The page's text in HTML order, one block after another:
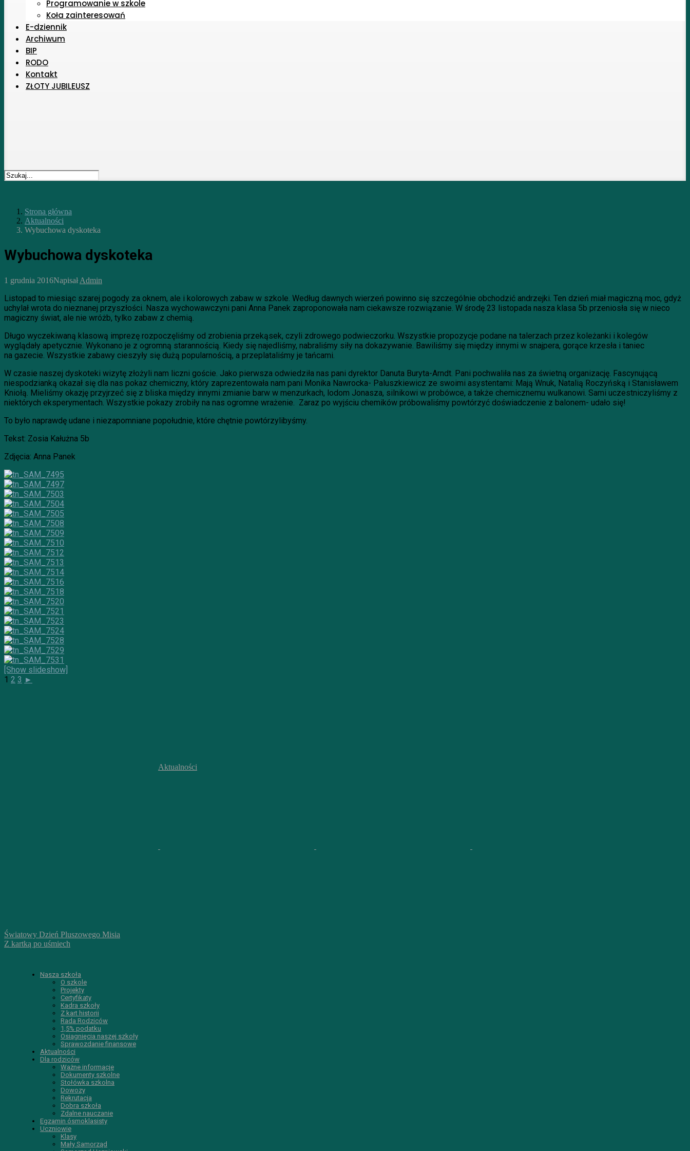
Programowanie w szkole
Koła zainteresowań
E-dziennik
Archiwum
BIP
RODO
Kontakt
ZŁOTY JUBILEUSZ
Strona główna
Aktualności
Wybuchowa dyskoteka
Wybuchowa dyskoteka
1 grudnia 2016NapisałAdmin
Listopad to miesiąc szarej pogody za oknem, ale i kolorowych zabaw w szkole. Według dawnych wierzeń powinno się szczególnie obchodzić andrzejki. Ten dzień miał magiczną moc, gdyż
uchylał wrota do nieznanej przyszłości. Nasza wychowawczyni pani Anna Panek zaproponowała nam ciekawsze rozwiązanie. W środę 23 listopada nasza klasa 5b przeniosła się w nieco
magiczny świat, ale nie wróżb, tylko zabaw z chemią.
Długo wyczekiwaną klasową imprezę rozpoczęliśmy od zrobienia przekąsek, czyli zdrowego podwieczorku. Wszystkie propozycje podane na talerzach przez koleżanki i kolegów
wyglądały apetycznie. Wykonano je z ogromną starannością. Kiedy się najedliśmy, nabraliśmy siły na dokazywanie. Bawiliśmy się między innymi w snajpera, gorące krzesła i taniec
na gazecie. Wszystkie zabawy cieszyły się dużą popularnością, a przeplataliśmy je tańcami.
W czasie naszej dyskoteki wizytę złożyli nam liczni goście. Jako pierwsza odwiedziła nas pani dyrektor Danuta Buryta-Arndt. Pani pochwaliła nas za świetną organizację. Fascynującą
niespodzianką okazał się dla nas pokaz chemiczny, który zaprezentowała nam pani Monika Nawrocka- Paluszkiewicz ze swoimi asystentami: Mają Wnuk, Natalią Roczyńską i Stanisławem
Kniołą. Mieliśmy okazję przyjrzeć się z bliska między innymi zmianie barw w menzurkach, lodom Jonasza, silnikowi w probówce, a także chemicznemu wulkanowi. Sami uczestniczyliśmy z
niektórych eksperymentach. Wszystkie pokazy zrobiły na nas ogromne wrażenie. Zaraz po wyjściu chemików próbowaliśmy powtórzyć doświadczenie z balonem- udało się!
To było naprawdę udane i niezapomniane popołudnie, które chętnie powtórzylibyśmy.
Tekst: Zosia Kałużna 5b
Zdjęcia: Anna Panek
[Show slideshow]
1 2 3 ►
Aktualności
Światowy Dzień Pluszowego Misia
Z kartką po uśmiech
Nasza szkoła
O szkole
Projekty
Certyfikaty
Kadra szkoły
Z kart historii
Rada Rodziców
1,5% podatku
Osiągnięcia naszej szkoły
Sprawozdanie finansowe
Aktualności
Dla rodziców
Ważne informacje
Dokumenty szkolne
Stołówka szkolna
Dowozy
Rekrutacja
Dobra szkoła
Zdalne nauczanie
Egzamin ósmoklasisty
Uczniowie
Klasy
Mały Samorząd